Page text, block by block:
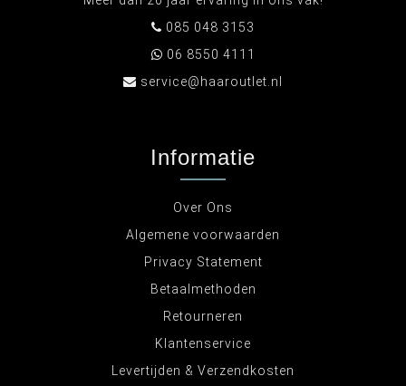
085 048 3153
06 8550 4111
service@haaroutlet.nl
Informatie
Over Ons
Algemene voorwaarden
Privacy Statement
Betaalmethoden
Retourneren
Klantenservice
Levertijden & Verzendkosten